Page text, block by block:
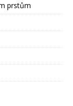
prstům